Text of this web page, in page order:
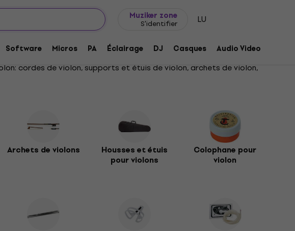
Muziker zone
S'identifier LU
Software Micros PA Éclairage DJ Casques Audio Video
cordes de violon, supports et étuis de violon, archets de violon,
Archets de violons
Housses et étuis
pour violons
Colophane pour
violon